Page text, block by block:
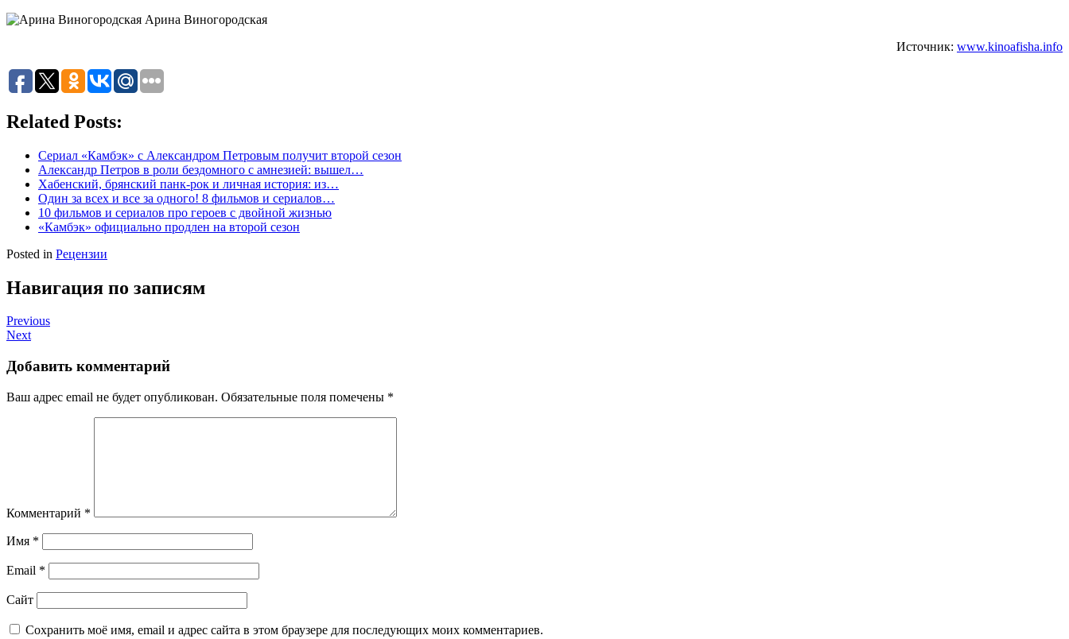
Арина Виногородская
Источник: www.kinoafisha.info
Related Posts:
Сериал «Камбэк» с Александром Петровым получит второй сезон
Александр Петров в роли бездомного с амнезией: вышел…
Хабенский, брянский панк-рок и личная история: из…
Один за всех и все за одного! 8 фильмов и сериалов…
10 фильмов и сериалов про героев с двойной жизнью
«Камбэк» официально продлен на второй сезон
Posted in Рецензии
Навигация по записям
Previous
Next
Добавить комментарий
Ваш адрес email не будет опубликован. Обязательные поля помечены *
Комментарий *
Имя *
Email *
Сайт
Сохранить моё имя, email и адрес сайта в этом браузере для последующих моих комментариев.